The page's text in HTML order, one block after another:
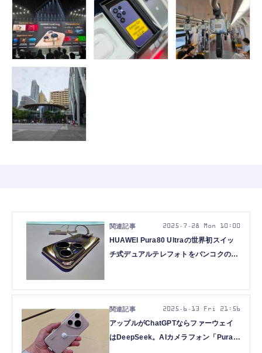
HUAWEI Pura80 Ultraの世界初スイッ
チ式デュアルテレフォトをバンコクの発
2025.7.28 Mon 10:00
アップルがChatGPTならファーウェイ
はDeepSeek。AIカメラフォン「Pura
2025.6.13 Fri 21:56